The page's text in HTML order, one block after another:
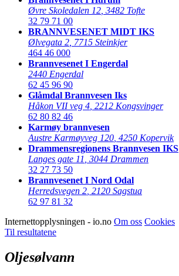
Øvre Skoledalen 12 3482 Tofte
32 79 71 00
BRANNVESENET MIDT IKS
Ølvegata 2 7715 Steinkjer
464 46 000
Brannvesenet I Engerdal
2440 Engerdal
62 45 96 90
Glåmdal Brannvesen Iks
Håkon VII veg 4 2212 Kongsvinger
62 80 82 46
Karmøy brannvesen
Austre Karmøyveg 120 4250 Kopervik
Drammensregionens Brannvesen IKS
Langes gate 11 3044 Drammen
32 27 73 50
Brannvesenet I Nord Odal
Herredsvegen 2 2120 Sagstua
62 97 81 32
Internettopplysningen - io.no Om oss Cookies
Til resultatene
Oljesølvann